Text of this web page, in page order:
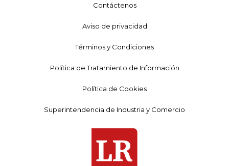
Contáctenos
Aviso de privacidad
Términos y Condiciones
Política de Tratamiento de Información
Política de Cookies
Superintendencia de Industria y Comercio